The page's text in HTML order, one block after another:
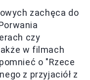
zachęca do
czy
w filmach
o "Rzece
z przyjaciół z